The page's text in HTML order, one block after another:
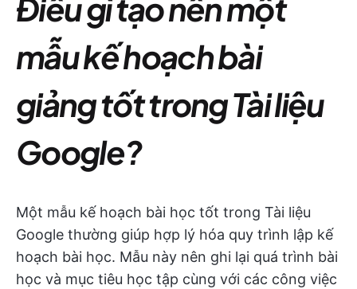
Điều gì tạo nên một
mẫu kế hoạch bài
giảng tốt trong Tài liệu
Google?
Một mẫu kế hoạch bài học tốt trong Tài liệu
Google thường giúp hợp lý hóa quy trình lập kế
hoạch bài học. Mẫu này nên ghi lại quá trình bài
học và mục tiêu học tập cùng với các công việc